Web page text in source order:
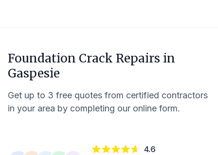
Foundation Crack Repairs in
Gaspesie
Get up to 3 free quotes from certified contractors
in your area by completing our online form.
4.6